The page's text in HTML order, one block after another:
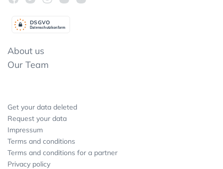
Datenschutzkonform
DSGVO
About us
Our Team
Get your data deleted
Request your data
Impressum
Terms and conditions
Terms and conditions for a partner
Privacy policy